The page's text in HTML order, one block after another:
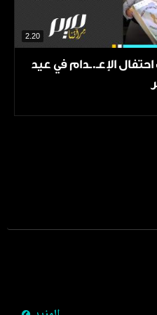
2.20
الإعـ.ـدام في عيد